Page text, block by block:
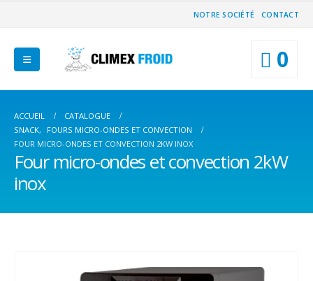
NOTRE SOCIÉTÉ CONTACT
0
ACCUEIL
CATALOGUE
SNACK,
FOURS MICRO-ONDES ET CONVECTION
FOUR MICRO-ONDES ET CONVECTION 2KW INOX
Four micro-ondes et convection 2kW
inox